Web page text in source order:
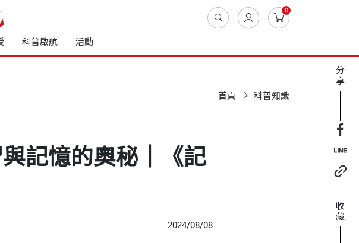
0
科普啟航 活動
首頁 科普知識
記憶的奧秘｜《記
2024/08/08
分
享
收
藏